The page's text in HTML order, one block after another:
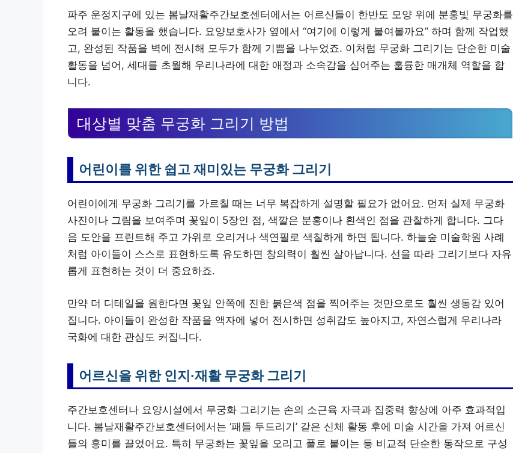
파주 운정지구에 있는 봄날재활주간보호센터에서는 어르신들이 한반도 모양 위에 분홍빛 무궁화를
오려 붙이는 활동을 했습니다. 요양보호사가 옆에서 “여기에 이렇게 붙여볼까요” 하며 함께 작업했
고, 완성된 작품을 벽에 전시해 모두가 함께 기쁨을 나누었죠. 이처럼 무궁화 그리기는 단순한 미술
활동을 넘어, 세대를 초월해 우리나라에 대한 애정과 소속감을 심어주는 훌륭한 매개체 역할을 합
니다.
대상별 맞춤 무궁화 그리기 방법
어린이를 위한 쉽고 재미있는 무궁화 그리기
어린이에게 무궁화 그리기를 가르칠 때는 너무 복잡하게 설명할 필요가 없어요. 먼저 실제 무궁화
사진이나 그림을 보여주며 꽃잎이 5장인 점, 색깔은 분홍이나 흰색인 점을 관찰하게 합니다. 그다
음 도안을 프린트해 주고 가위로 오리거나 색연필로 색칠하게 하면 됩니다. 하늘숲 미술학원 사례
처럼 아이들이 스스로 표현하도록 유도하면 창의력이 훨씬 살아납니다. 선을 따라 그리기보다 자유
롭게 표현하는 것이 더 중요하죠.
만약 더 디테일을 원한다면 꽃잎 안쪽에 진한 붉은색 점을 찍어주는 것만으로도 훨씬 생동감 있어
집니다. 아이들이 완성한 작품을 액자에 넣어 전시하면 성취감도 높아지고, 자연스럽게 우리나라
국화에 대한 관심도 커집니다.
어르신을 위한 인지·재활 무궁화 그리기
주간보호센터나 요양시설에서 무궁화 그리기는 손의 소근육 자극과 집중력 향상에 아주 효과적입
니다. 봄날재활주간보호센터에서는 ‘패들 두드리기’ 같은 신체 활동 후에 미술 시간을 가져 어르신
들의 흥미를 끌었어요. 특히 무궁화는 꽃잎을 오리고 풀로 붙이는 등 비교적 단순한 동작으로 구성